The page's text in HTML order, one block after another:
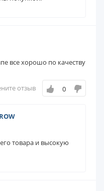
все хорошо по качеству
отзыв 0
товара и высокую